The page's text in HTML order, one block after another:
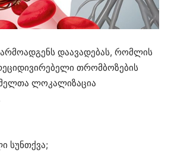
დაავადებას, რომლის
თრომბოზების
ლოკალიზაცია